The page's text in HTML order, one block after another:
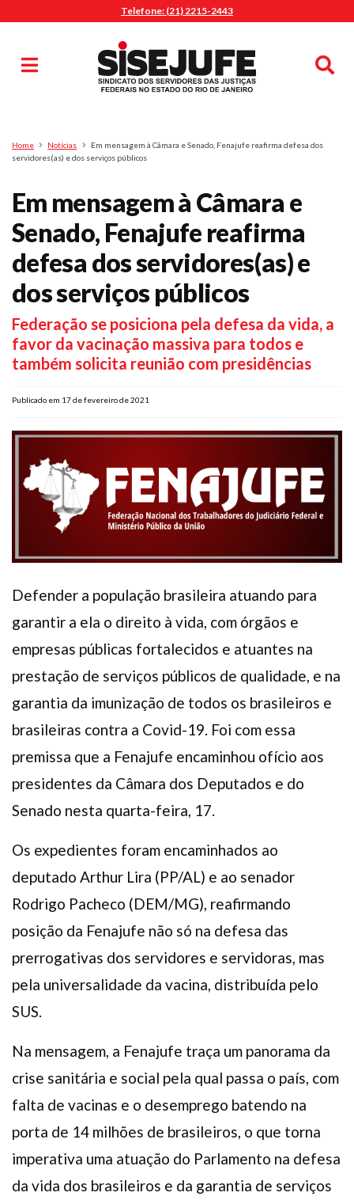
Telefone: (21) 2215-2443
Pesquisa
Home Notícias
Em mensagem à Câmara e Senado, Fenajufe reafirma defesa dos
servidores(as) e dos serviços públicos
Em mensagem à Câmara e
Senado, Fenajufe reafirma
defesa dos servidores(as) e
dos serviços públicos
Federação se posiciona pela defesa da vida, a
favor da vacinação massiva para todos e
também solicita reunião com presidências
Publicado em 17 de fevereiro de 2021
Defender a população brasileira atuando para
garantir a ela o direito à vida, com órgãos e
empresas públicas fortalecidos e atuantes na
prestação de serviços públicos de qualidade, e na
garantia da imunização de todos os brasileiros e
brasileiras contra a Covid-19. Foi com essa
premissa que a Fenajufe encaminhou ofício aos
presidentes da Câmara dos Deputados e do
Senado nesta quarta-feira, 17.
Os expedientes foram encaminhados ao
deputado Arthur Lira (PP/AL) e ao senador
Rodrigo Pacheco (DEM/MG), reafirmando
posição da Fenajufe não só na defesa das
prerrogativas dos servidores e servidoras, mas
pela universalidade da vacina, distribuída pelo
SUS.
Na mensagem, a Fenajufe traça um panorama da
crise sanitária e social pela qual passa o país, com
falta de vacinas e o desemprego batendo na
porta de 14 milhões de brasileiros, o que torna
imperativa uma atuação do Parlamento na defesa
da vida dos brasileiros e da garantia de serviços
MENU
Sindicalize-se
Jurídico
O Sindicato
Agenda
Casa do Alto
Sede Campestre
Nossos Convênios
Gympass Wellhub
Seguro Auto
Plano de Saúde
Assistência Funeral